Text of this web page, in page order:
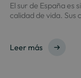
El sur de España es
calidad de vida. Sus
Leer más